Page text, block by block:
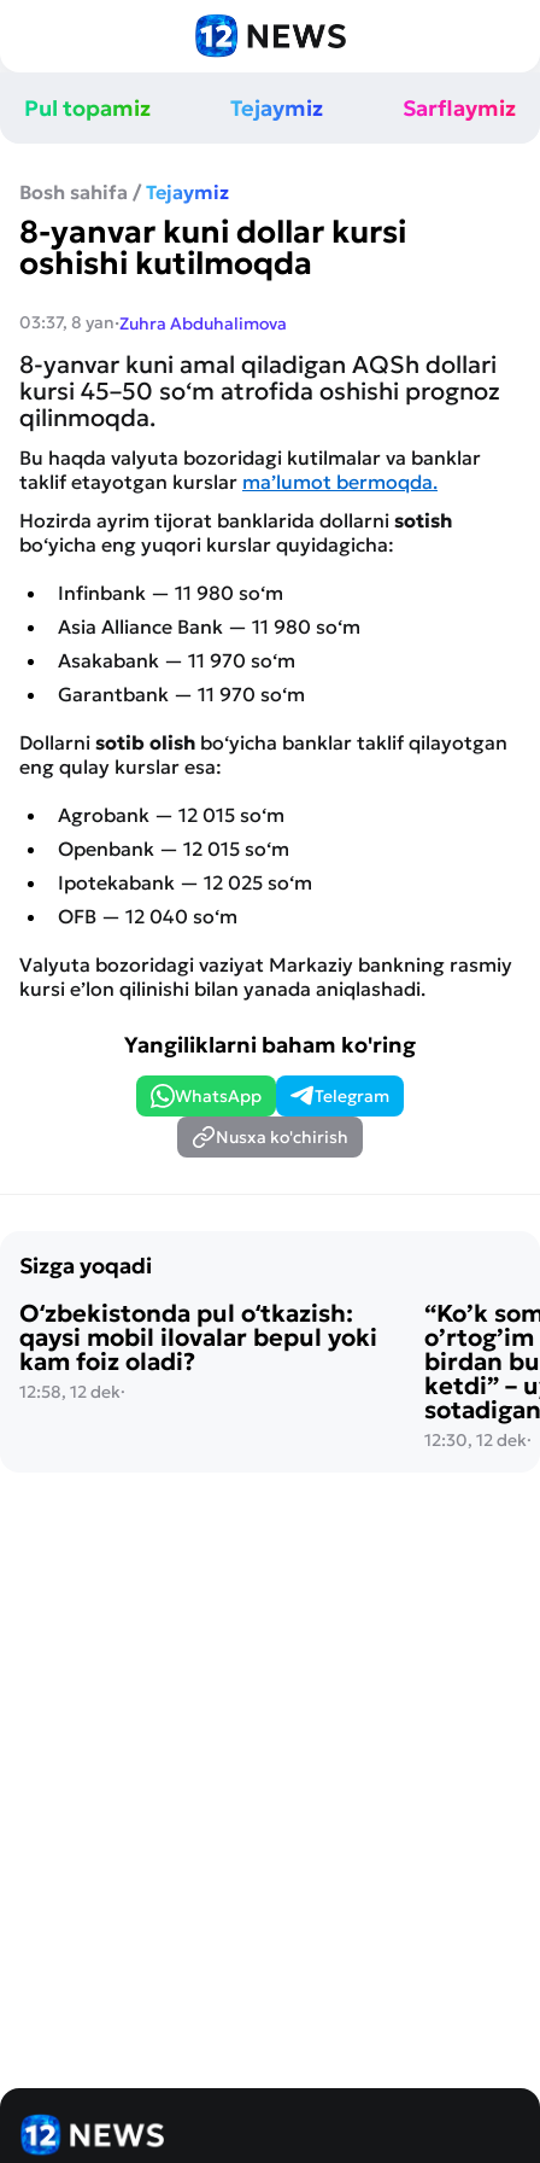
Pul topamiz Tejaymiz Sarflaymiz
Bosh sahifa / Tejaymiz
8-yanvar kuni dollar kursi
oshishi kutilmoqda
03:37, 8 yan·Zuhra Abduhalimova
8-yanvar kuni amal qiladigan AQSh dollari
kursi 45–50 so‘m atrofida oshishi prognoz
qilinmoqda.
Bu haqda valyuta bozoridagi kutilmalar va banklar
taklif etayotgan kurslar ma’lumot bermoqda.
Hozirda ayrim tijorat banklarida dollarni sotish
bo‘yicha eng yuqori kurslar quyidagicha:
Infinbank — 11 980 so‘m
Asia Alliance Bank — 11 980 so‘m
Asakabank — 11 970 so‘m
Garantbank — 11 970 so‘m
Dollarni sotib olish bo‘yicha banklar taklif qilayotgan
eng qulay kurslar esa:
Agrobank — 12 015 so‘m
Openbank — 12 015 so‘m
Ipotekabank — 12 025 so‘m
OFB — 12 040 so‘m
Valyuta bozoridagi vaziyat Markaziy bankning rasmiy
kursi e’lon qilinishi bilan yanada aniqlashadi.
Yangiliklarni baham ko'ring
WhatsApp
Telegram
Nusxa ko'chirish
Sizga yoqadi
Oʻzbekistonda pul oʻtkazish:
qaysi mobil ilovalar bepul yoki
kam foiz oladi?
12:58, 12 dek·
“Ko’k
birdan
ketdi” –
12:30, 12 dek·